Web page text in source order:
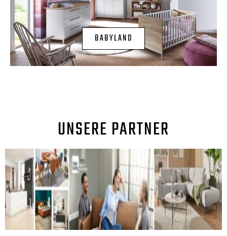
BABYLAND
UNSERE PARTNER